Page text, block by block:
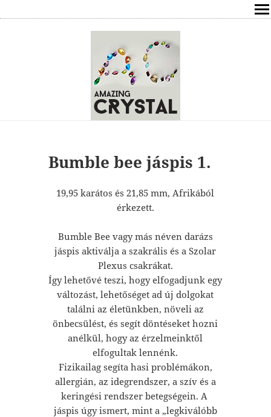
ÍRÁSOK
ÁSVÁNYOK HATÁSAI
ELÉRHETŐSÉG
FREE
VÁSÁRLÁS / KOSÁR
Bumble bee jáspis 1.
19,95 karátos és 21,85 mm, Afrikából
érkezett.
Bumble Bee vagy más néven darázs
jáspis aktiválja a szakrális és a Szolar
Plexus csakrákat.
Így lehetővé teszi, hogy elfogadjunk egy
változást, lehetőséget ad új dolgokat
találni az életünkben, növeli az
önbecsülést, és segít döntéseket hozni
anélkül, hogy az érzelmeinktől
elfogultak lennénk.
Fizikailag segíta hasi problémákon,
allergián, az idegrendszer, a szív és a
keringési rendszer betegségein. A
jáspis úgy ismert, mint a „legkiválóbb